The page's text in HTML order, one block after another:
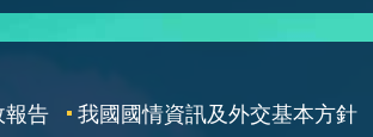
報告
我國國情資訊及外交基本方針